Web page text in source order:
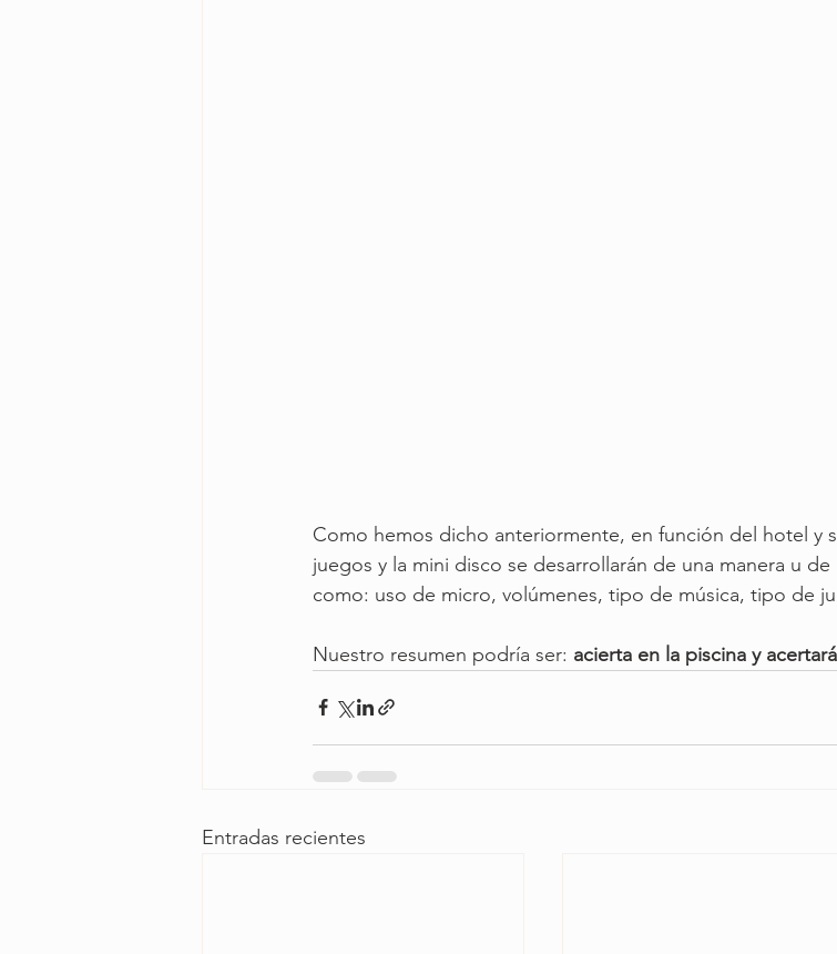
Como hemos dicho anteriormente, en función del hotel y
juegos y la mini disco se desarrollarán de una manera u
como: uso de micro, volúmenes, tipo de música, tipo de
Nuestro resumen podría ser: acierta en la piscina y
Entradas recientes